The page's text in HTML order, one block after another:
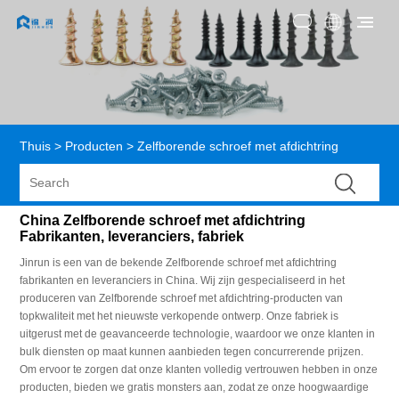
Thuis > Producten > Zelfborende schroef met afdichtring
China Zelfborende schroef met afdichtring
Fabrikanten, leveranciers, fabriek
Jinrun is een van de bekende Zelfborende schroef met afdichtring
fabrikanten en leveranciers in China. Wij zijn gespecialiseerd in het
produceren van Zelfborende schroef met afdichtring-producten van
topkwaliteit met het nieuwste verkopende ontwerp. Onze fabriek is
uitgerust met de geavanceerde technologie, waardoor we onze klanten in
bulk diensten op maat kunnen aanbieden tegen concurrerende prijzen.
Om ervoor te zorgen dat onze klanten volledig vertrouwen hebben in onze
producten, bieden we gratis monsters aan, zodat ze onze hoogwaardige